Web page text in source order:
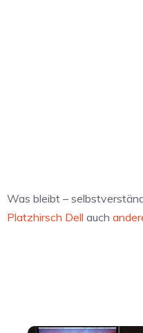
Was bleibt –
Platzhirsch Dell auch